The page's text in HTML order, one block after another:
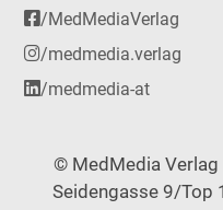
/MedMediaVerlag
/medmedia.verlag
/medmedia-at
© MedMedia Verlag
Seidengasse 9/Top